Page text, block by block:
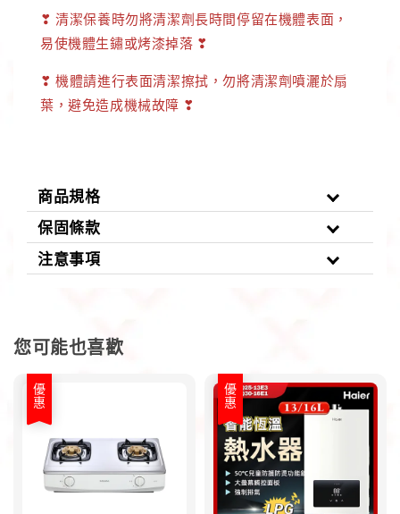
❣ 清潔保養時勿將清潔劑長時間停留在機體表面，
易使機體生鏽或烤漆掉落 ❣
❣ 機體請進行表面清潔擦拭，勿將清潔劑噴灑於扇
葉，避免造成機械故障 ❣
商品規格
保固條款
注意事項
您可能也喜歡
優惠 優惠